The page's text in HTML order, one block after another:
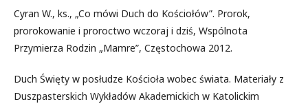
Cyran W., ks., „Co mówi Duch do Kościołów”. Prorok,
prorokowanie i proroctwo wczoraj i dziś, Wspólnota
Przymierza Rodzin „Mamre”, Częstochowa 2012.
Duch Święty w posłudze Kościoła wobec świata. Materiały z
Duszpasterskich Wykładów Akademickich w Katolickim